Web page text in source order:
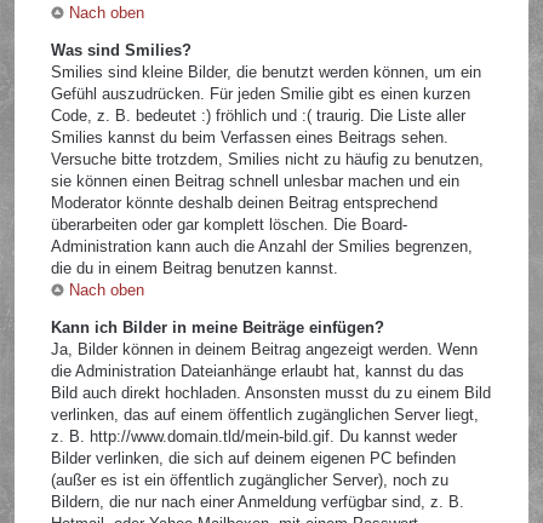
Nach oben
Was sind Smilies?
Smilies sind kleine Bilder, die benutzt werden können, um ein
Gefühl auszudrücken. Für jeden Smilie gibt es einen kurzen
Code, z. B. bedeutet :) fröhlich und :( traurig. Die Liste aller
Smilies kannst du beim Verfassen eines Beitrags sehen.
Versuche bitte trotzdem, Smilies nicht zu häufig zu benutzen,
sie können einen Beitrag schnell unlesbar machen und ein
Moderator könnte deshalb deinen Beitrag entsprechend
überarbeiten oder gar komplett löschen. Die Board-
Administration kann auch die Anzahl der Smilies begrenzen,
die du in einem Beitrag benutzen kannst.
Nach oben
Kann ich Bilder in meine Beiträge einfügen?
Ja, Bilder können in deinem Beitrag angezeigt werden. Wenn
die Administration Dateianhänge erlaubt hat, kannst du das
Bild auch direkt hochladen. Ansonsten musst du zu einem Bild
verlinken, das auf einem öffentlich zugänglichen Server liegt,
z. B. http://www.domain.tld/mein-bild.gif. Du kannst weder
Bilder verlinken, die sich auf deinem eigenen PC befinden
(außer es ist ein öffentlich zugänglicher Server), noch zu
Bildern, die nur nach einer Anmeldung verfügbar sind, z. B.